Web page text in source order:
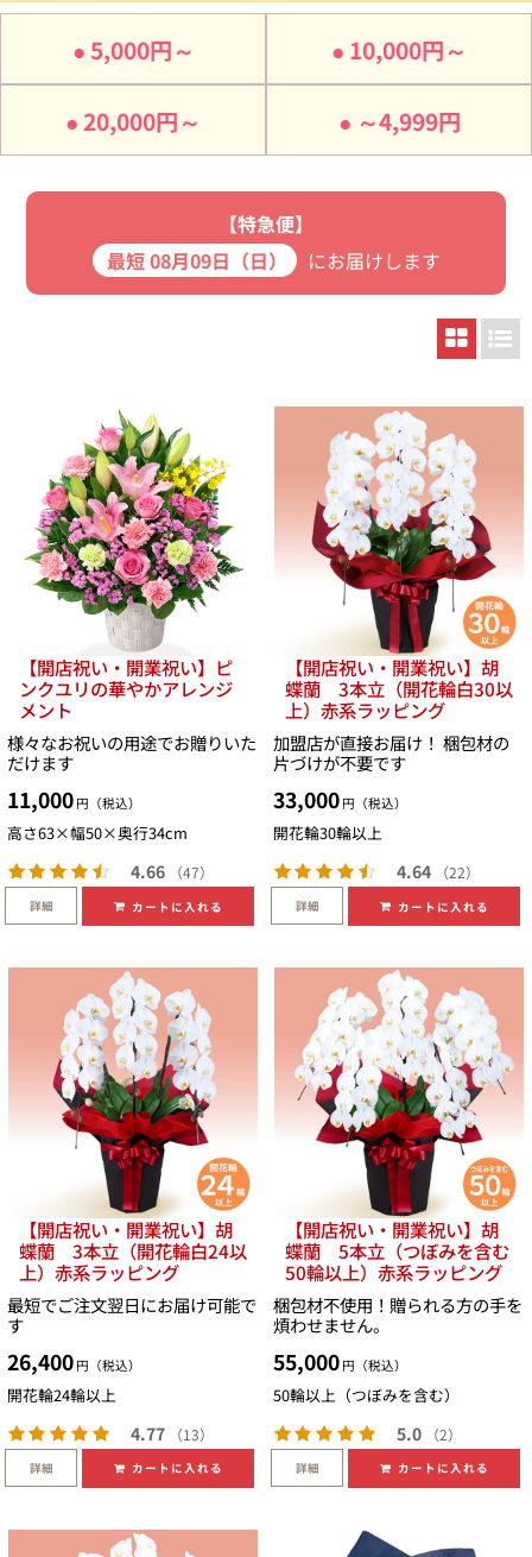
5,000円～ 10,000円～
20,000円～ ～4,999円
【特急便】
最短 08月09日（日）
にお届けします
【開店祝い・開業祝い】ピ
ンクユリの華やかアレンジ
メント
様々なお祝いの用途でお贈りいた
だけます
11,000 円（税込）
高さ63×幅50×奥行34cm
4.66 （47）
詳細 カートに入れる
【開店祝い・開業祝い】胡
蝶蘭 3本立（開花輪白30以
上）赤系ラッピング
加盟店が直接お届け！ 梱包材の
片づけが不要です
33,000 円（税込）
開花輪30輪以上
4.64 （22）
詳細 カートに入れる
【開店祝い・開業祝い】胡
蝶蘭 3本立（開花輪白24以
上）赤系ラッピング
最短でご注文翌日にお届け可能で
す
26,400 円（税込）
開花輪24輪以上
4.77 （13）
詳細 カートに入れる
【開店祝い・開業祝い】胡
蝶蘭 5本立（つぼみを含む
50輪以上）赤系ラッピング
梱包材不使用！贈られる方の手を
煩わせません。
55,000 円（税込）
50輪以上（つぼみを含む）
5.0 （2）
詳細 カートに入れる